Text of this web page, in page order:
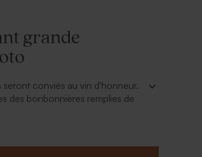
grande
conviés au vin d'honneur.
des bonbonnières remplies de
autocollant grande